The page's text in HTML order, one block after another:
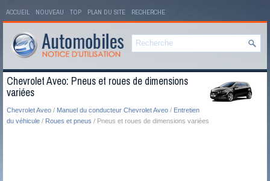
ACCUEIL NOUVEAU TOP PLAN DU SITE RECHERCHE
Chevrolet Aveo: Pneus et roues de dimensions
variées
Chevrolet Aveo / Manuel du conducteur Chevrolet Aveo / Entretien
du véhicule / Roues et pneus / Pneus et roues de dimensions variées